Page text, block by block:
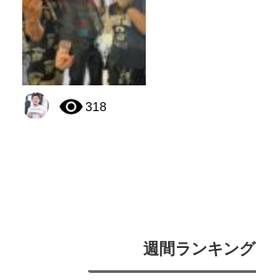
318
週間ランキング